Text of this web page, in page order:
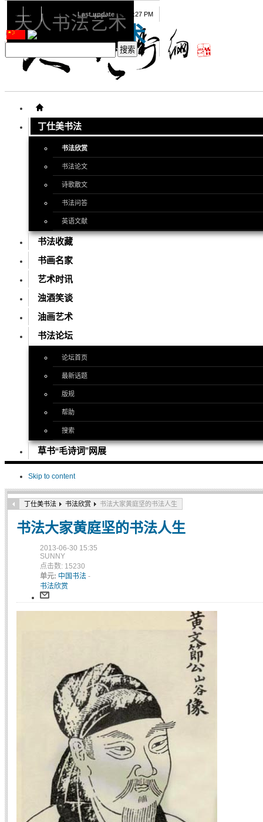
天人书法艺术
丁仕美书法
书法欣赏
书法论文
诗歌散文
书法问答
英语文献
书法收藏
书画名家
艺术时讯
浊酒笑谈
油画艺术
书法论坛
论坛首页
最新话题
版规
帮助
搜索
草书“毛诗词”网展
Skip to content
08 06 2026 Last update 08:15:27 PM
丁仕美书法 书法欣赏 书法大家黄庭坚的书法人生
书法大家黄庭坚的书法人生
2013-06-30 15:35
SUNNY
点击数: 15230
单元: 中国书法 -
书法欣赏
天人书法艺术